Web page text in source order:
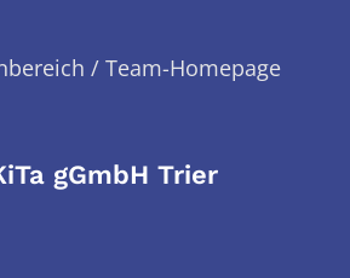
/ Team-Homepage
gGmbH Trier